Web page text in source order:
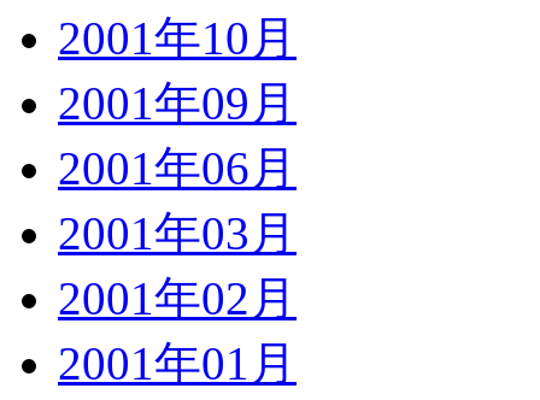
2001年10月
2001年09月
2001年06月
2001年03月
2001年02月
2001年01月